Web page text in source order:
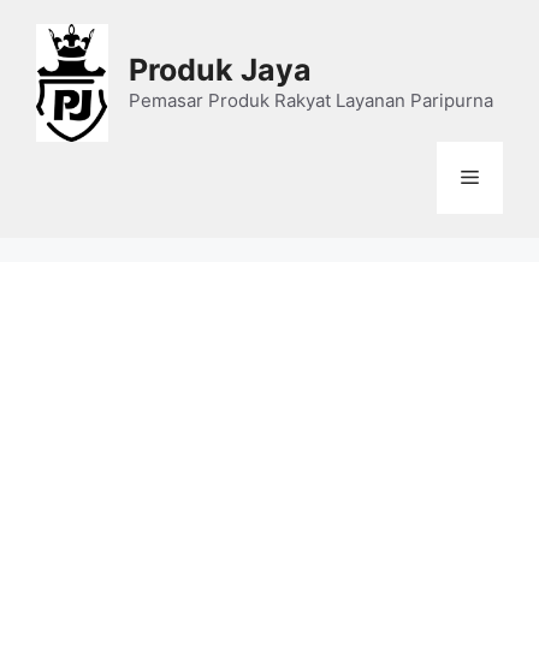
content
Produk Jaya
Pemasar Produk Rakyat Layanan Paripurna
Menu